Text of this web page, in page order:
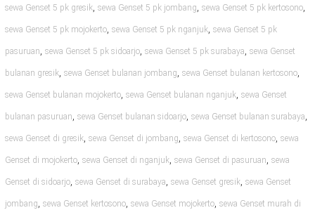
sewa Genset 5 pk gresik, sewa Genset 5 pk jombang, sewa Genset 5 pk kertosono,
sewa Genset 5 pk mojokerto, sewa Genset 5 pk nganjuk, sewa Genset 5 pk
pasuruan, sewa Genset 5 pk sidoarjo, sewa Genset 5 pk surabaya, sewa Genset
bulanan gresik, sewa Genset bulanan jombang, sewa Genset bulanan kertosono,
sewa Genset bulanan mojokerto, sewa Genset bulanan nganjuk, sewa Genset
bulanan pasuruan, sewa Genset bulanan sidoarjo, sewa Genset bulanan surabaya,
sewa Genset di gresik, sewa Genset di jombang, sewa Genset di kertosono, sewa
Genset di mojokerto, sewa Genset di nganjuk, sewa Genset di pasuruan, sewa
Genset di sidoarjo, sewa Genset di surabaya, sewa Genset gresik, sewa Genset
jombang, sewa Genset kertosono, sewa Genset mojokerto, sewa Genset murah di